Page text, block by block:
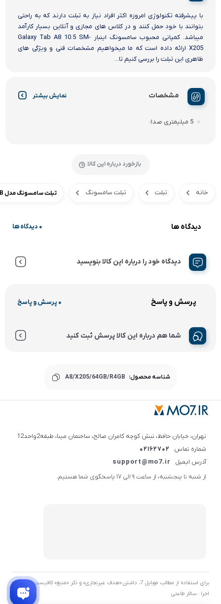
با پیشرفته تکنولوژی امروزه اکثر افراد نیاز به تبلت دارند که به راحتی
بتوانند با خود حمل کنند و در کلاس های مجازی و آنلاین بسیار کارآمد
میباشد. کمپانی محبوب سامسونگ اینبار Galaxy Tab A8 10.5 SM-
X205 ارائه داده است که ما میخواهیم مشخصات فنی و ویژگی های
ظاهری این تبلت را بررسی کنیم تا...
مشخصات نمایش بیشتر
5 میلیمتری صدا
بازخورد درباره این کالا
خانه تبلت تبلت سامسونگ تبلت سامسونگ مدل Galaxy Tab A8 10.5 SM-X205 64GB Ram 4GB
دیدگاه ها 0 دیدگاه ها
دیدگاه خود را درباره این کالا بنویسید
پرسش و پاسخ 0 پرسش و پاسخ
شما هم درباره این کالا پرسش ثبت کنید
شناسه محصول: A8/X205/64GB/R4GB
تهران، خیابان حافظ، نبش کوچه کامران صالح، ساختمان مینا، طبقه2واحد12
شماره تماس
02162702
آدرس ایمیل
support@mo7.ir
از شنبه تا پنجشنبه، از ساعت 9 الی 17 پاسخگوی شما هستیم.
برای استفاده از مطالب موبایل 7، داشتن «هدف غیرتجاری» و ذکر «منبع» کافیست. توسعه و
اجرا : سالار طاعتی